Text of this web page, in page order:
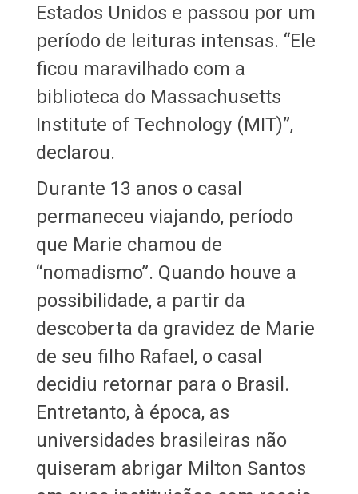
Estados Unidos e passou por um
período de leituras intensas. “Ele
ficou maravilhado com a
biblioteca do Massachusetts
Institute of Technology (MIT)”,
declarou.
Durante 13 anos o casal
permaneceu viajando, período
que Marie chamou de
“nomadismo”. Quando houve a
possibilidade, a partir da
descoberta da gravidez de Marie
de seu filho Rafael, o casal
decidiu retornar para o Brasil.
Entretanto, à época, as
universidades brasileiras não
quiseram abrigar Milton Santos